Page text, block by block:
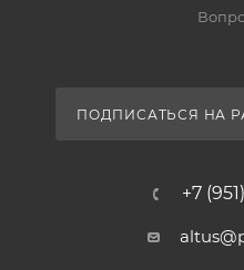
ПОДПИСАТЬСЯ НА
+7